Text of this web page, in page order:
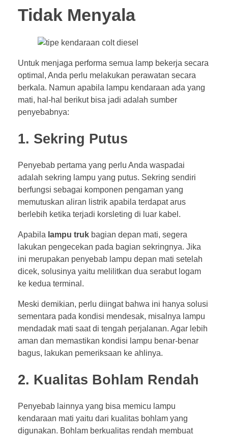
Tidak Menyala
Untuk menjaga performa semua lamp bekerja secara
optimal, Anda perlu melakukan perawatan secara
berkala. Namun apabila lampu kendaraan ada yang
mati, hal-hal berikut bisa jadi adalah sumber
penyebabnya:
1. Sekring Putus
Penyebab pertama yang perlu Anda waspadai
adalah sekring lampu yang putus. Sekring sendiri
berfungsi sebagai komponen pengaman yang
memutuskan aliran listrik apabila terdapat arus
berlebih ketika terjadi korsleting di luar kabel.
Apabila lampu truk bagian depan mati, segera
lakukan pengecekan pada bagian sekringnya. Jika
ini merupakan penyebab lampu depan mati setelah
dicek, solusinya yaitu melilitkan dua serabut logam
ke kedua terminal.
Meski demikian, perlu diingat bahwa ini hanya solusi
sementara pada kondisi mendesak, misalnya lampu
mendadak mati saat di tengah perjalanan. Agar lebih
aman dan memastikan kondisi lampu benar-benar
bagus, lakukan pemeriksaan ke ahlinya.
2. Kualitas Bohlam Rendah
Penyebab lainnya yang bisa memicu lampu
kendaraan mati yaitu dari kualitas bohlam yang
digunakan. Bohlam berkualitas rendah membuat